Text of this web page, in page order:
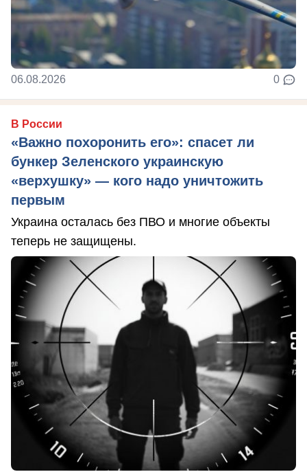
06.08.2026 0
В России
«Важно похоронить его»: спасет ли
бункер Зеленского украинскую
«верхушку» — кого надо уничтожить
первым
Украина осталась без ПВО и многие объекты
теперь не защищены.